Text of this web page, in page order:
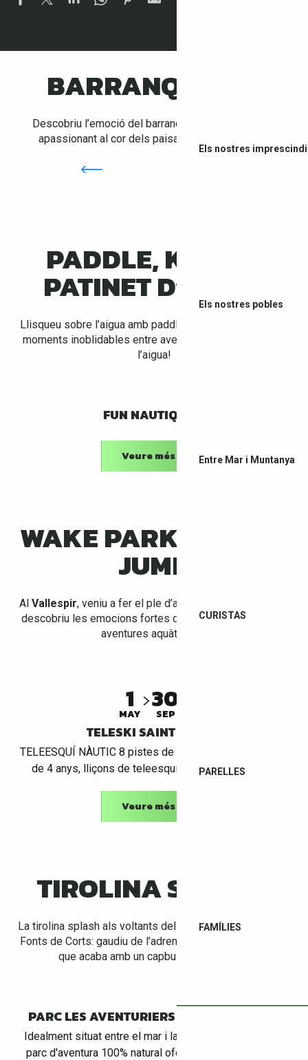
Els nostres
Els nostres pobles
Entre Mar i Muntanya
CURISTAS
PARELLES
FAMÍLIES
BARRANQUISME
Descobriu l’emoció del barranquisme, una aventura
apassionant al cor dels paisatges del
1 31
PADDLE, KAIAC I
PATINET D’AIGUA
Llisqueu sobre l’aigua amb paddle, kaiac o patinet i viviu
moments inoblidables entre aventura i relax al ritme de
l’aigua!
FUN NAUTIQUE
Veure més
WAKE PARK I WATER
JUMP
Al Vallespir, veniu a fer el ple d’adrenalina al wake park i
descobriu les emocions fortes del water jump per viure
aventures aquàtiques!
1
MAY 30
SEP
TELESKI SAINT JEAN
TELEESQUÍ NÀUTIC 8 pistes de WATERJUMP a partir
de 4 anys, lliçons de teleesquí a partir de 7 anys.
Veure més
TIROLINA SPLASH
La tirolina splash als voltants dels llacs de Sant Joan les
Fonts de Corts: gaudiu de l’adrenalina durant el descens
que acaba amb un capbussó refrescant!
PARC LES AVENTURIERS DE SAINT JEAN
Idealment situat entre el mar i la muntanya, el nostre
parc d'aventura 100% natural ofereix cursos a partir